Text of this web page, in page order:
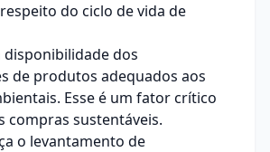
do ciclo de vida de
disponibilidade dos
de produtos adequados aos
Esse é um fator crítico
compras sustentáveis.
o levantamento de